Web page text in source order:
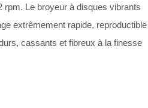
rpm. Le broyeur à disques vibrants
extrêmement rapide, reproductible
cassants et fibreux à la finesse